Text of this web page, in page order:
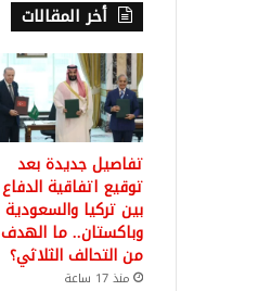
أخر المقالات
تفاصيل جديدة بعد
توقيع اتفاقية الدفاع
بين تركيا والسعودية
وباكستان.. ما الهدف
من التحالف الثلاثي؟
منذ 17 ساعة